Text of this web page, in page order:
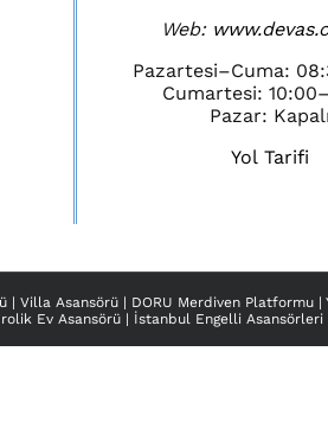
Web:
Pazartesi–Cuma:
Cumartesi:
Pazar: Kapalı
Yol Tarifi
| Villa Asansörü | DORU Merdiven Platformu |
Ev Asansörü| İstanbul Engelli Asansörleri